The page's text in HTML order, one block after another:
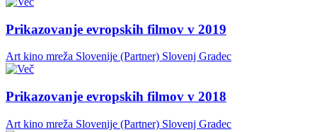
Prikazovanje evropskih filmov v 2019
Art kino mreža Slovenije (Partner) Slovenj Gradec
Prikazovanje evropskih filmov v 2018
Art kino mreža Slovenije (Partner) Slovenj Gradec